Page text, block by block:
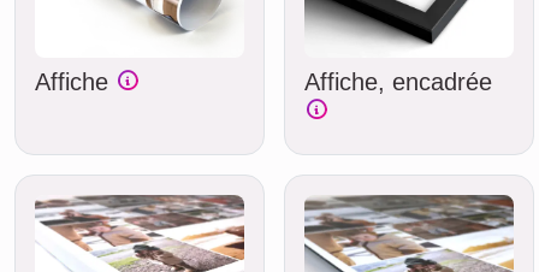
Affiche Affiche, encadrée